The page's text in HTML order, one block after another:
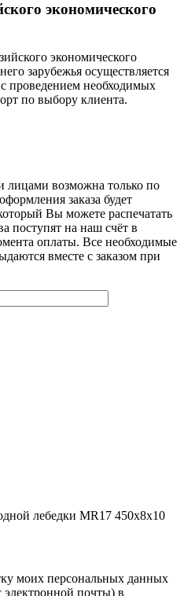
экономического
экономического
зарубежья осуществляется
проведением необходимых
по выбору клиента.
лицами возможна только по
заказа будет
Вы можете распечатать
поступят на наш счёт в
оплаты. Все необходимые
вместе с заказом при
лебедки MR17 450х8х10
моих персональных данных
почты) в